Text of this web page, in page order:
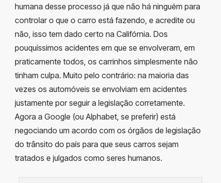
humana desse processo já que não há ninguém para
controlar o que o carro está fazendo, e acredite ou
não, isso tem dado certo na Califórnia. Dos
pouquíssimos acidentes em que se envolveram, em
praticamente todos, os carrinhos simplesmente não
tinham culpa. Muito pelo contrário: na maioria das
vezes os automóveis se envolviam em acidentes
justamente por seguir a legislação corretamente.
Agora a Google (ou Alphabet, se preferir) está
negociando um acordo com os órgãos de legislação
do trânsito do país para que seus carros sejam
tratados e julgados como seres humanos.